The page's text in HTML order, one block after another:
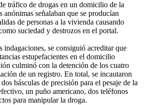
tráfico de drogas en un domicilio de la
anónimas señalaban que se producían
de personas a la vivienda causando
suciedad y destrozos en el portal.
indagaciones, se consiguió acreditar que
estupefacientes en el domicilio
culminó con la detención de los cuatro
de un registro. En total, se incautaron
básculas de precisión para el pesaje de la
un puño americano, dos teléfonos
para manipular la droga.